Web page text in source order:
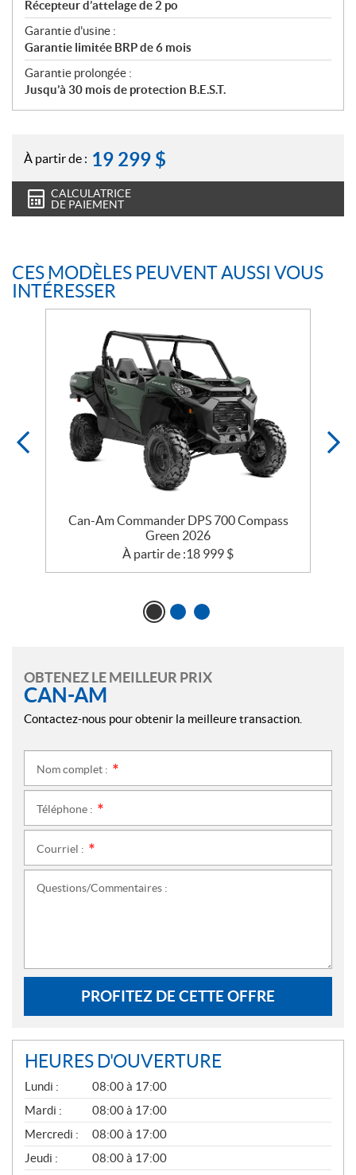
Récepteur d’attelage de 2 po
Garantie d'usine :
Garantie limitée BRP de 6 mois
Garantie prolongée :
Jusqu’à 30 mois de protection B.E.S.T.
À partir de : 19 299 $
CALCULATRICE
DE PAIEMENT
CES MODÈLES PEUVENT AUSSI VOUS
INTÉRESSER
Can-Am Commander DPS 700 Compass
Green 2026
À partir de :18 999 $
OBTENEZ LE MEILLEUR PRIX
CAN-AM
Contactez-nous pour obtenir la meilleure transaction.
Nom complet :
Téléphone :
Courriel :
Questions/Commentaires :
PROFITEZ DE CETTE OFFRE
HEURES D'OUVERTURE
G
É
N
É
R
A
L
Lundi :
08:00 à 17:00
Mardi :
08:00 à 17:00
Mercredi :
08:00 à 17:00
Jeudi :
08:00 à 17:00